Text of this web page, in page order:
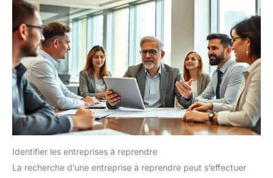
Identifier les entreprises à reprendre
La recherche d’une entreprise à reprendre peut s’effectuer